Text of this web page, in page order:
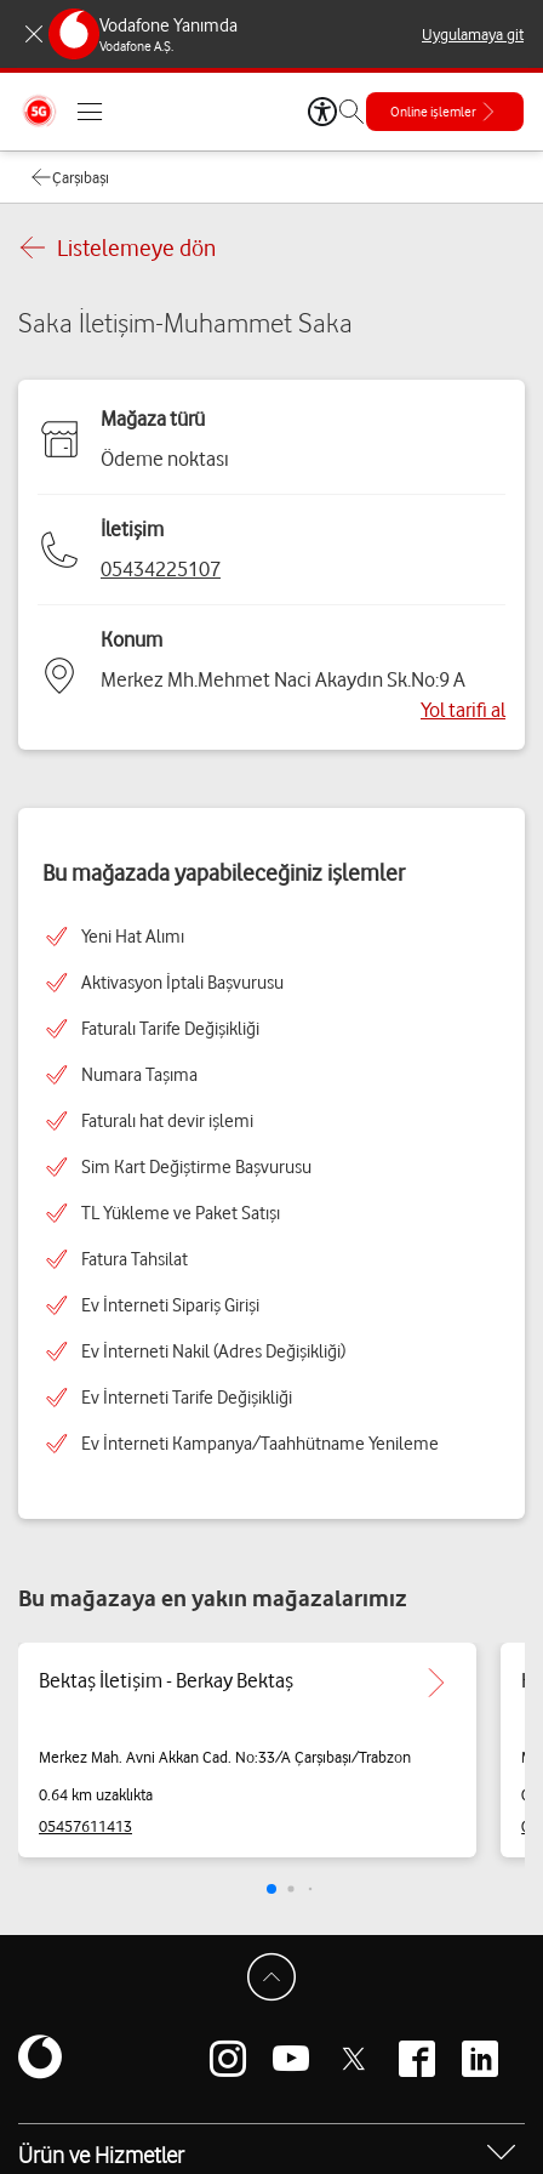
Vodafone Yanımda
Vodafone A.Ş.
Uygulamaya git
Online işlemler
Çarşıbaşı
Listelemeye dön
Saka İletişim-Muhammet Saka
Mağaza türü
Ödeme noktası
İletişim
05434225107
Konum
Merkez Mh.Mehmet Naci Akaydın Sk.No:9 A
Yol tarifi al
Bu mağazada yapabileceğiniz işlemler
Yeni Hat Alımı
Aktivasyon İptali Başvurusu
Faturalı Tarife Değişikliği
Numara Taşıma
Faturalı hat devir işlemi
Sim Kart Değiştirme Başvurusu
TL Yükleme ve Paket Satışı
Fatura Tahsilat
Ev İnterneti Sipariş Girişi
Ev İnterneti Nakil (Adres Değişikliği)
Ev İnterneti Tarife Değişikliği
Ev İnterneti Kampanya/Taahhütname Yenileme
Bu mağazaya en yakın mağazalarımız
Bektaş İletişim - Berkay Bektaş
Merkez Mah. Avni Akkan Cad. No:33/A Çarşıbaşı/Trabzon
0.64 km uzaklıkta
05457611413
Ürün ve Hizmetler